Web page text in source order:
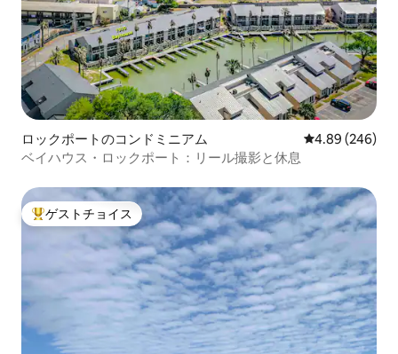
ロックポートのコンドミニアム レビュー246
4.89 (246)
ベイハウス・ロックポート：リール撮影と休息
大好評のゲストチョイスです。
ゲストチョイス